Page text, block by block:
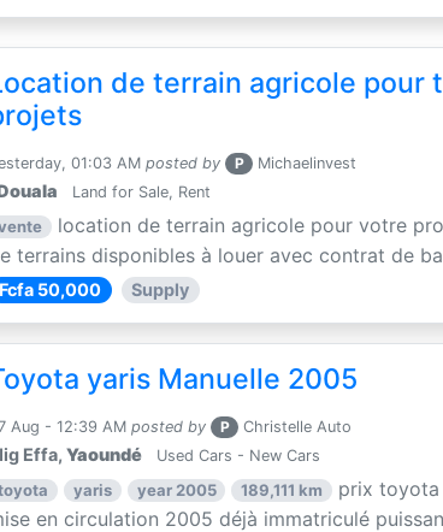
de terrain agricole pour
01:03 AM posted by P Michaelinvest
Land for Sale, Rent
location de terrain agricole pour votre
terrains disponibles à louer avec contrat de
Fcfa 50,000 Supply
yaris Manuelle 2005
Aug - 12:39 AM posted by P Christelle Auto
Effa,Yaoundé Used Cars - New Cars
yaris year 2005 189,111 km
prix toyota
en circulation 2005 déjà immatriculé